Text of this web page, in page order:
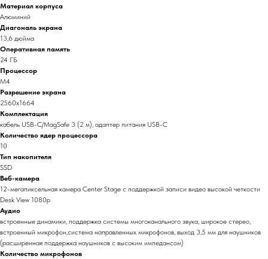
Материал корпуса
Алюминий
Диагональ экрана
13,6 дюйма
Оперативная память
24 ГБ
Процессор
M4
Разрешение экрана
2560x1664
Комплектация
кабель USB-C/MagSafe 3 (2 м), адаптер питания USB-C
Количество ядер процессора
10
Тип накопителя
SSD
Веб-камера
12-мегапиксельная камера Center Stage с поддержкой записи видео высокой четкости
Desk View 1080p
Аудио
встроенные динамики, поддержка системы многоканального звука, широкое стерео,
встроенный микрофон,система направленных микрофонов, выход 3,5 мм для наушников
(расширенная поддержка наушников с высоким импедансом)
Количество микрофонов